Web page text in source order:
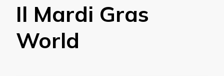
Il Mardi Gras
World